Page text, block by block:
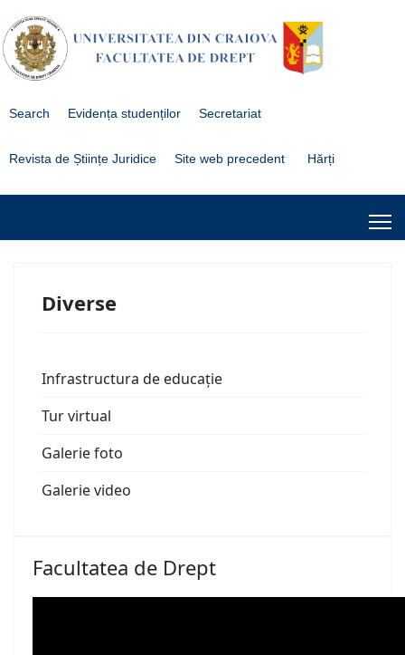
Search Evidența studenților Secretariat
Revista de Științe Juridice Site web precedent Hărți
Diverse
Infrastructura de educație
Tur virtual
Galerie foto
Galerie video
Facultatea de Drept